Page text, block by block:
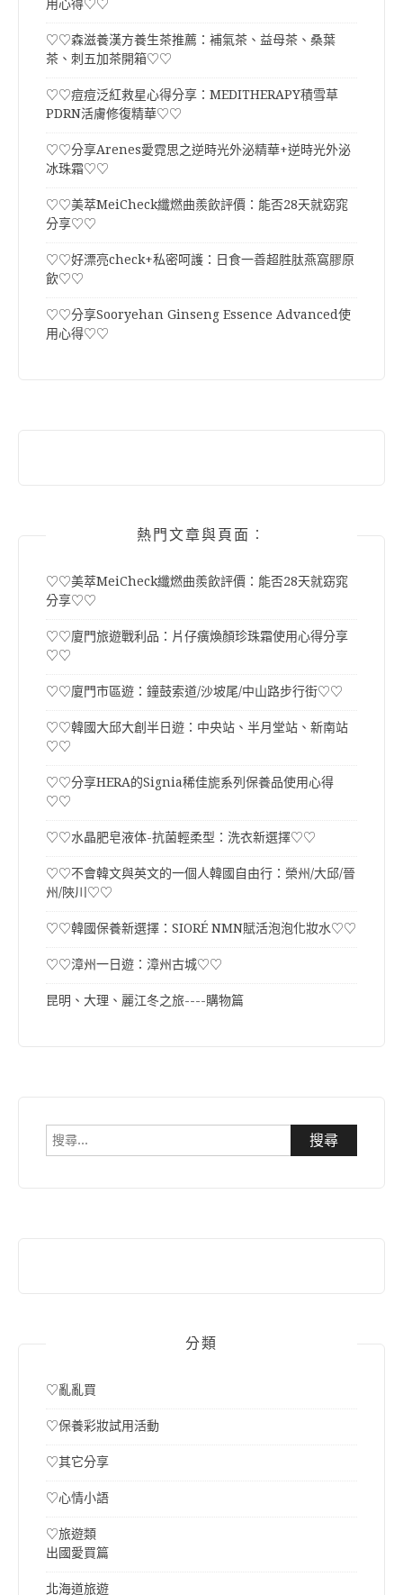
用心得♡♡
♡♡森滋養漢方養生茶推薦：補氣茶、益母茶、桑葉
茶、刺五加茶開箱♡♡
♡♡痘痘泛紅救星心得分享：MEDITHERAPY積雪草
PDRN活膚修復精華♡♡
♡♡分享Arenes愛霓思之逆時光外泌精華+逆時光外泌
冰珠霜♡♡
♡♡美萃MeiCheck纖燃曲羨飲評價：能否28天就窈窕
分享♡♡
♡♡好漂亮check+私密呵護：日食一善超胜肽燕窩膠原
飲♡♡
♡♡分享Sooryehan Ginseng Essence Advanced使
用心得♡♡
熱門文章與頁面︰
♡♡美萃MeiCheck纖燃曲羨飲評價：能否28天就窈窕
分享♡♡
♡♡廈門旅遊戰利品：片仔癀煥顏珍珠霜使用心得分享
♡♡
♡♡廈門市區遊：鐘鼓索道/沙坡尾/中山路步行街♡♡
♡♡韓國大邱大創半日遊：中央站、半月堂站、新南站
♡♡
♡♡分享HERA的Signia稀佳旎系列保養品使用心得
♡♡
♡♡水晶肥皂液体-抗菌輕柔型：洗衣新選擇♡♡
♡♡不會韓文與英文的一個人韓國自由行：榮州/大邱/晉
州/陜川♡♡
♡♡韓國保養新選擇：SIORÉ NMN賦活泡泡化妝水♡♡
♡♡漳州一日遊：漳州古城♡♡
昆明、大理、麗江冬之旅----購物篇
搜
分類
♡亂亂買
♡保養彩妝試用活動
♡其它分享
♡心情小語
♡旅遊類
出國愛買篇
北海道旅遊